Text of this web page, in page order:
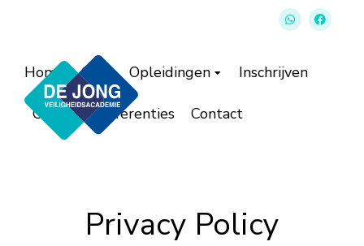
Home Over Opleidingen Inschrijven
Offerte Referenties Contact
Privacy Policy